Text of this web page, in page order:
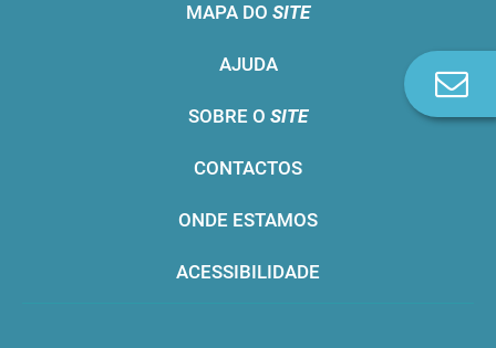
MAPA DO SITE
AJUDA
SOBRE O SITE
CONTACTOS
ONDE ESTAMOS
ACESSIBILIDADE